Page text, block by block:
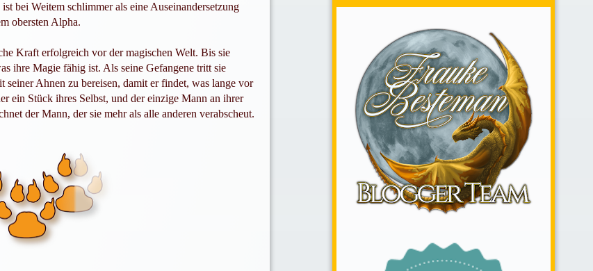
bei Weitem schlimmer als eine Auseinandersetzung
obersten Alpha.
Kraft erfolgreich vor der magischen Welt. Bis sie
ihre Magie fähig ist. Als seine Gefangene tritt sie
Ahnen zu bereisen, damit er findet, was lange vor
ein Stück ihres Selbst, und der einzige Mann an ihrer
der Mann, der sie mehr als alle anderen verabscheut.